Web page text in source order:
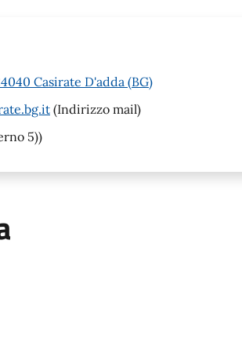
Casirate D'adda (BG)
(Indirizzo mail)
5))